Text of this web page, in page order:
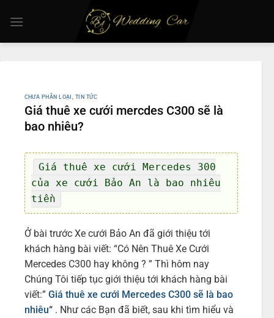
đến
CHƯA PHÂN LOẠI TIN TỨC
Giá thuê xe cưới mercdes C300 sẽ là
bao nhiêu?
Giá thuê xe cưới Mercedes 300
của xe cưới Bảo An là bao nhiêu
tiền
Ở bài trước Xe cưới Bảo An đã giới thiệu tới
khách hàng bài viết: “Có Nên Thuê Xe Cưới
Mercedes C300 hay không ? ” Thì hôm nay
Chúng Tôi tiếp tục giới thiệu tới khách hàng bài
viết:” Giá thuê xe cưới Mercedes C300 sẽ là bao
nhiêu“. Như các Bạn đã biết, sau khi tìm hiểu và